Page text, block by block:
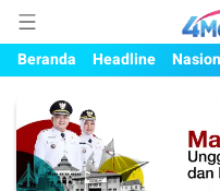
Beranda
Headline